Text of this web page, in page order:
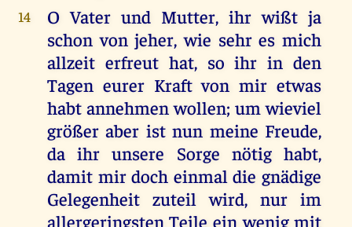
14
O Vater und Mutter, ihr wißt ja
schon von jeher, wie sehr es mich
allzeit erfreut hat, so ihr in den
Tagen eurer Kraft von mir etwas
habt annehmen wollen; um wieviel
größer aber ist nun meine Freude,
da ihr unsere Sorge nötig habt,
damit mir doch einmal die gnädige
Gelegenheit zuteil wird, nur im
allergeringsten Teile ein wenig mit